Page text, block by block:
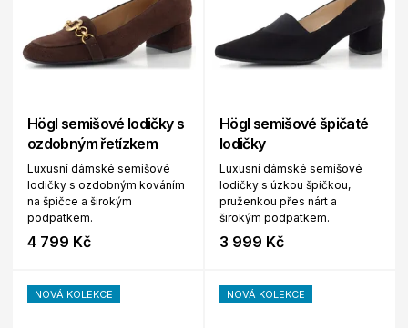
Högl semišové lodičky s
ozdobným řetízkem
Luxusní dámské semišové
lodičky s ozdobným kováním
na špičce a širokým
podpatkem.
4 799 Kč
Högl semišové špičaté
lodičky
Luxusní dámské semišové
lodičky s úzkou špičkou,
pruženkou přes nárt a
širokým podpatkem.
3 999 Kč
NOVÁ KOLEKCE NOVÁ KOLEKCE